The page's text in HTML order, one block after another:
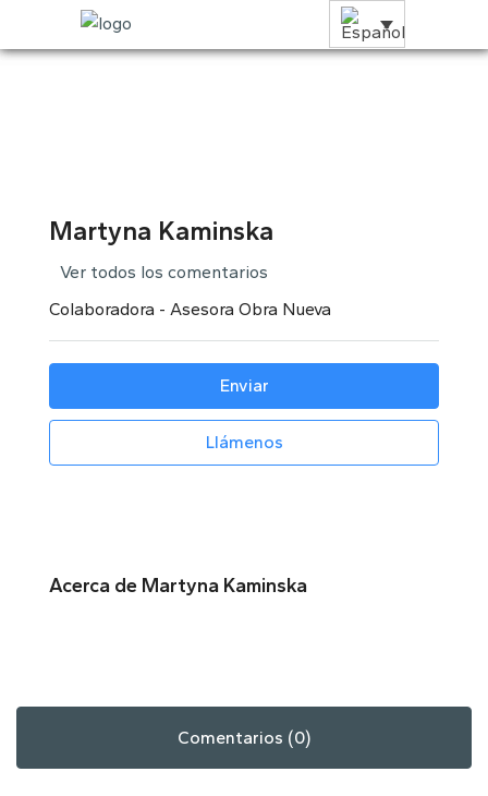
Martyna Kaminska
Ver todos los comentarios
Colaboradora - Asesora Obra Nueva
Enviar
Llámenos
Acerca de Martyna Kaminska
Comentarios (0)